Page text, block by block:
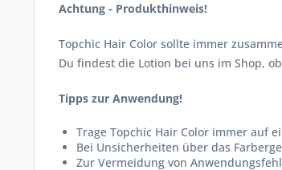
Achtung - Produkthinweis!
Topchic Hair Color sollte immer
Du findest die Lotion bei uns im Shop,
Tipps zur Anwendung!
Trage Topchic Hair Color immer auf
Bei Unsicherheiten über das
Zur Vermeidung von